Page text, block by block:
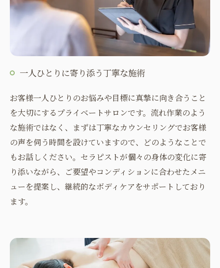
一人ひとりに寄り添う丁寧な施術
お客様一人ひとりのお悩みや目標に真摯に向き合うこと
を大切にするプライベートサロンです。流れ作業のよう
な施術ではなく、まずは丁寧なカウンセリングでお客様
の声を伺う時間を設けていますので、どのようなことで
もお話しください。セラピストが個々の身体の変化に寄
り添いながら、ご要望やコンディションに合わせたメニ
ューを提案し、継続的なボディケアをサポートしており
ます。